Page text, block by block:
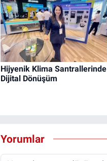
Hijyenik Klima Santrallerinde
Dijital Dönüşüm
Yorumlar